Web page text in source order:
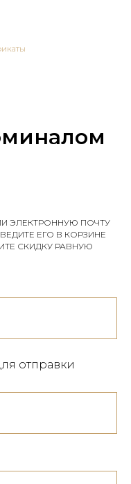
ЭЛЕКТРОННУЮ ПОЧТУ
ЕГО В КОРЗИНЕ
СКИДКУ РАВНУЮ
отправки